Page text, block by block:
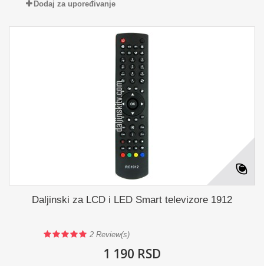
Dodaj za upoređivanje
Daljinski za LCD i LED Smart televizore 1912
2 Review(s)
1 190 RSD